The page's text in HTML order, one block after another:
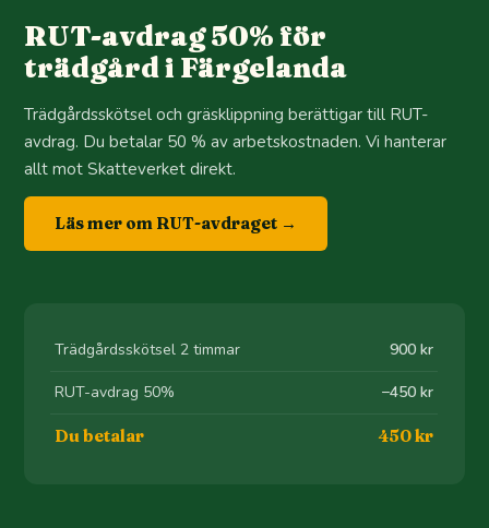
RUT-avdrag 50% för
trädgård i Färgelanda
Trädgårdsskötsel och gräsklippning berättigar till RUT-
avdrag. Du betalar 50 % av arbetskostnaden. Vi hanterar
allt mot Skatteverket direkt.
Läs mer om RUT-avdraget →
Trädgårdsskötsel 2 timmar 900 kr
RUT-avdrag 50% −450 kr
Du betalar 450 kr